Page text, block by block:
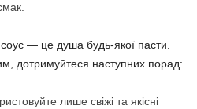
— це душа будь-якої пасти.
дотримуйтеся наступних порад:
лише свіжі та якісні